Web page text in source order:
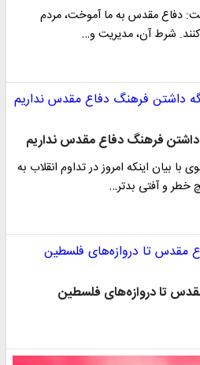
دفاع مقدس به ما آموخت، مردم
شرط آن، مدیریت و…
داشتن فرهنگ دفاع مقدس نداریم
با بیان اینکه امروز در تداوم انقلاب به
خطر و آفتی بدتر…
تا دروازه‌های فلسطین